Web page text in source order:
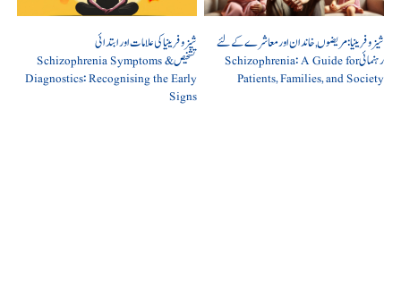
شیزوفرینیا: مریضوں, خاندان اور معاشرے کے لئے
رہنمائی Schizophrenia: A Guide for
Patients, Families, and Society
شیزوفرینیا کی علامات اور ابتدائی
تشخیص Schizophrenia Symptoms &
Diagnostics: Recognising the Early
Signs